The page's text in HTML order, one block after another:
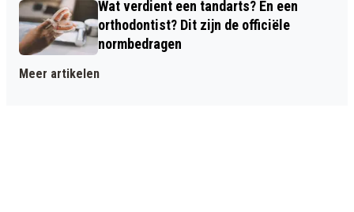
Wat verdient een tandarts? En een
orthodontist? Dit zijn de officiële
normbedragen
Meer artikelen